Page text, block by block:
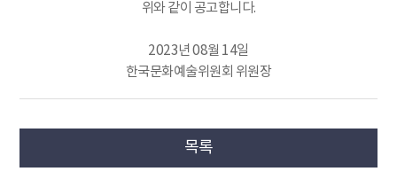
위와 같이 공고합니다.
2023년 08월 14일
한국문화예술위원회 위원장
목록